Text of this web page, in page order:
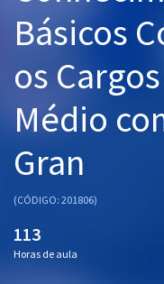
OAB
Questões grátis
Básicos
os
Médio
Gran
(CÓDIGO: 201806)
113
Horas de aula